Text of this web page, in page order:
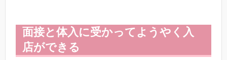
面接と体入に受かってようやく入
店ができる